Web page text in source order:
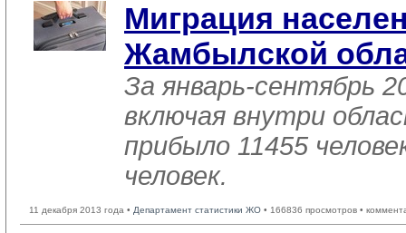
Миграция
Жамбылской
За январь-сентябрь
включая внутри
прибыло 11455
человек.
11 декабря 2013 года • Департамент статистики ЖО • 166836 просмотров •